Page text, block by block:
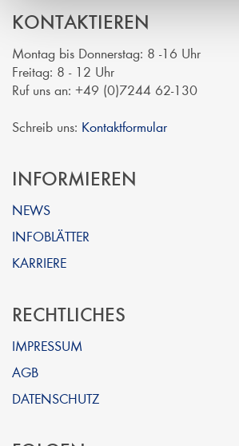
KONTAKTIEREN
Montag bis Donnerstag: 8 -16 Uhr
Freitag: 8 - 12 Uhr
Ruf uns an: +49 (0)7244 62-130
Schreib uns: Kontaktformular
INFORMIEREN
NEWS
INFOBLÄTTER
KARRIERE
RECHTLICHES
IMPRESSUM
AGB
DATENSCHUTZ